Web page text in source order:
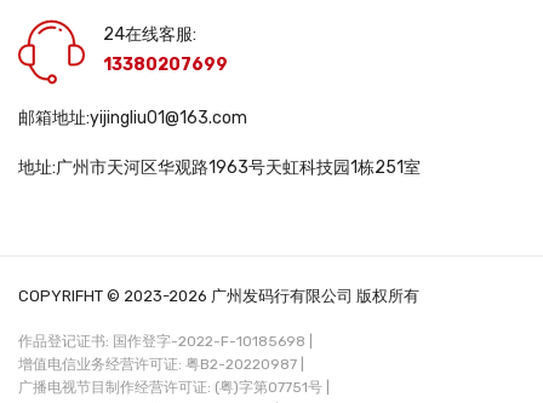
24在线客服:
13380207699
邮箱地址:yijingliu01@163.com
地址:广州市天河区华观路1963号天虹科技园1栋251室
COPYRIFHT © 2023-2026 广州发码行有限公司 版权所有
作品登记证书: 国作登字-2022-F-10185698 |
增值电信业务经营许可证: 粤B2-20220987 |
广播电视节目制作经营许可证: (粤)字第07751号 |